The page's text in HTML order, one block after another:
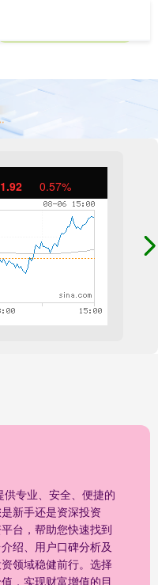
0.57%
专业、安全、便捷的
新手还是资深投资
台，帮助您快速找到
绍、用户口碑分析及
领域稳健前行。选择
，实现财富增值的目